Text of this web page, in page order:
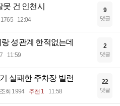
건 인천시
12:04
9
댓글
성관계 한적없는데
11:59
2
댓글
실패한 주차장 빌런
조회 1994 추천 1 11:58
22
댓글